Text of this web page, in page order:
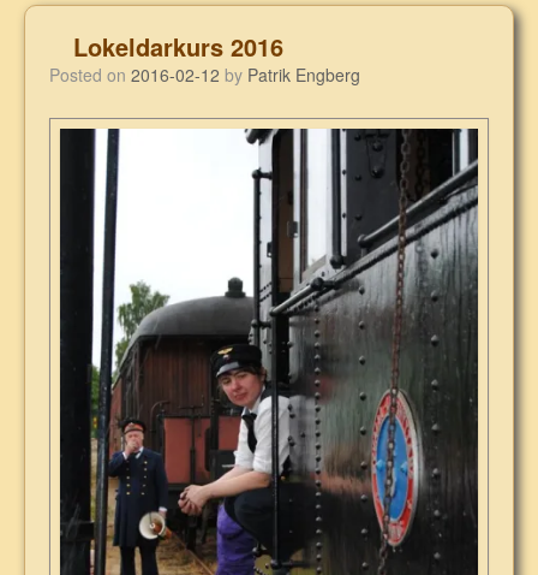
Lokeldarkurs 2016
Posted on 2016-02-12 by Patrik Engberg